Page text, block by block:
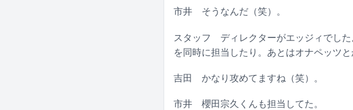
市井 そうなんだ（笑）。
スタッフ ディレクターがエッジィでし
を同時に担当したり。あとはオナペッツと
吉田 かなり攻めてますね（笑）。
市井 櫻田宗久くんも担当してた。